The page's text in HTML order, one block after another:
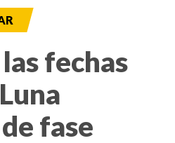
fechas
fase